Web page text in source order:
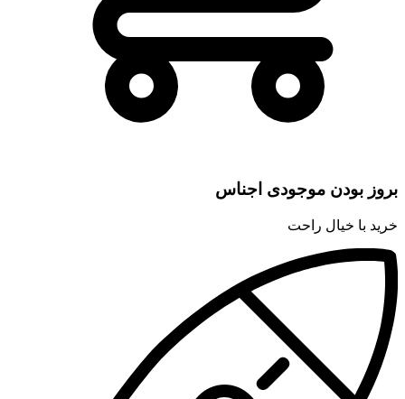
بروز بودن موجودی اجناس
خرید با خیال راحت